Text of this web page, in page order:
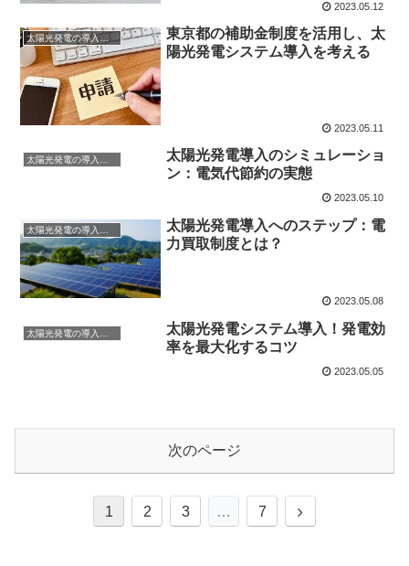
2023.05.12
太陽光発電の導入について
東京都の補助金制度を活用し、太
陽光発電システム導入を考える
2023.05.11
太陽光発電の導入について
太陽光発電導入のシミュレーショ
ン：電気代節約の実態
2023.05.10
太陽光発電導入へのステップ：電
力買取制度とは？
2023.05.08
太陽光発電システム導入！発電効
率を最大化するコツ
2023.05.05
次のページ
1 2 3 … 7
次